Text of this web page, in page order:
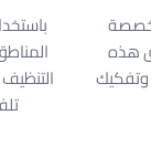
هذه
وتفكيك